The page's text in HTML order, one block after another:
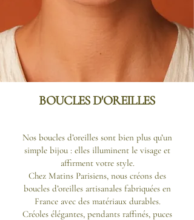
BOUCLES D'OREILLES
Nos boucles d’oreilles sont bien plus qu’un
simple bijou : elles illuminent le visage et
affirment votre style.
Chez Matins Parisiens, nous créons des
boucles d’oreilles artisanales fabriquées en
France avec des matériaux durables.
Créoles élégantes, pendants raffinés, puces